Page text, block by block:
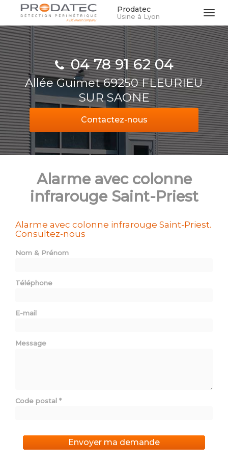
Aller
contenu
principal
Prodatec
Usine à Lyon
04 78 91 62 04
Allée Guimet 69250 FLEURIEU
SUR SAONE
Contactez-nous
Alarme avec colonne
infrarouge Saint-Priest
Alarme avec colonne infrarouge Saint-Priest.
Consultez-nous
Nom & Prénom
Téléphone
E-mail
Message
Code postal *
Envoyer ma demande